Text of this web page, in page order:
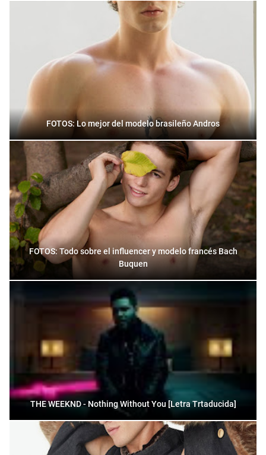
FOTOS: Lo mejor del modelo brasileño Andros
FOTOS: Todo sobre el influencer y modelo francés Bach
Buquen
THE WEEKND - Nothing Without You [Letra Trtaducida]